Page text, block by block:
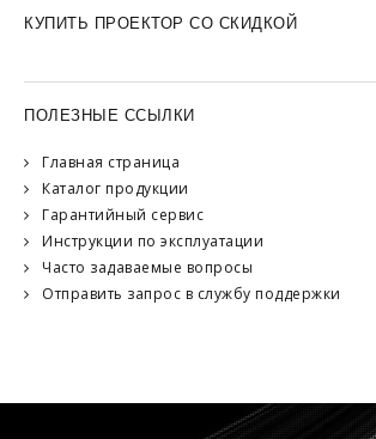
КУПИТЬ ПРОЕКТОР СО СКИДКОЙ
ПОЛЕЗНЫЕ ССЫЛКИ
Главная страница
Каталог продукции
Гарантийный сервис
Инструкции по эксплуатации
Часто задаваемые вопросы
Отправить запрос в службу поддержки